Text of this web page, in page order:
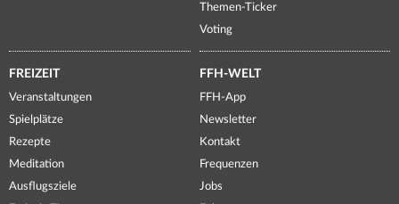
Themen-Ticker
Voting
FREIZEIT
Veranstaltungen
Spielplätze
Rezepte
Meditation
Ausflugsziele
FFH-WELT
FFH-App
Newsletter
Kontakt
Frequenzen
Jobs